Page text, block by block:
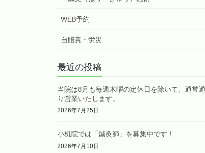
WEB予約
自賠責・労災
最近の投稿
当院は8月も毎週木曜の定休日を除いて、通常通
り営業いたします。
2026年7月25日
小机院では「鍼灸師」を募集中です！
2026年7月10日